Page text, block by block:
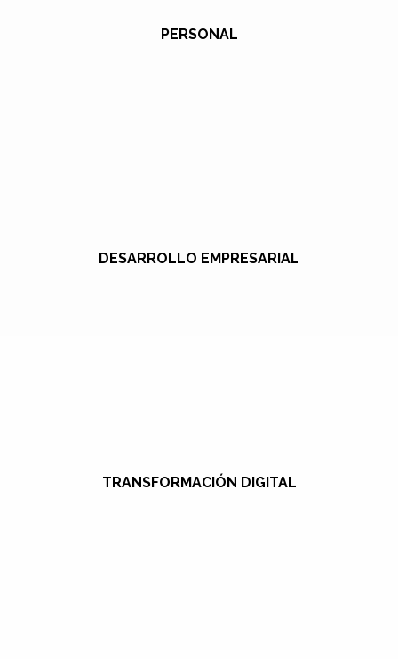
PERSONAL
DESARROLLO EMPRESARIAL
TRANSFORMACIÓN DIGITAL